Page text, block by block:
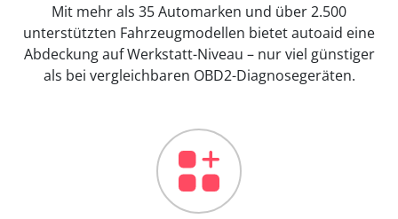
Mit mehr als 35 Automarken und über 2.500
unterstützten Fahrzeugmodellen bietet autoaid eine
Abdeckung auf Werkstatt-Niveau – nur viel günstiger
als bei vergleichbaren OBD2-Diagnosegeräten.